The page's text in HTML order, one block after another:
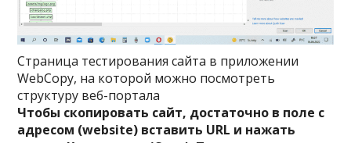
Страница тестирования сайта в приложении
WebCopy, на которой можно посмотреть
структуру веб-портала
Чтобы скопировать сайт, достаточно в поле с
адресом (website) вставить URL и нажать